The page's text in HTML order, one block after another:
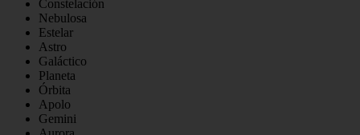
Constelación
Nebulosa
Estelar
Astro
Galáctico
Planeta
Órbita
Apolo
Gemini